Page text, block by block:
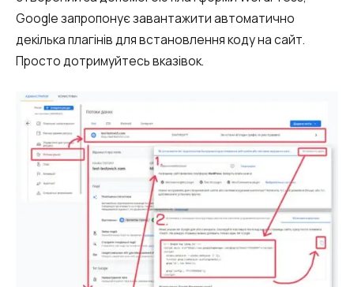
SIP Trunk
SMS-розсилки
Синтез мови
Голосове привітання
Сервіс підтвердження номера
телефону
Інтеграція з IP телефонією
Розширений пакет підтримки SLA
Google запропонує завантажити автоматично
декілька плагінів для встановлення коду на сайт.
Просто дотримуйтесь вказівок.